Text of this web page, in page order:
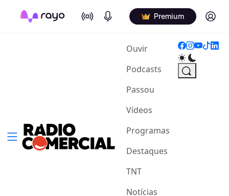
On Air Podcasts Premium Log in
Ouvir(current)
Podcasts
Passou
Vídeos
Programas
Destaques
TNT
Notícias